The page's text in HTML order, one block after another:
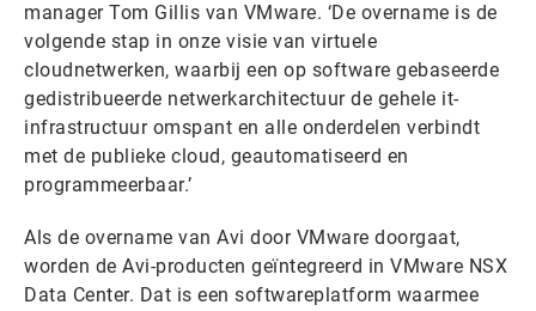
manager Tom Gillis van VMware. ‘De overname is de
volgende stap in onze visie van virtuele
cloudnetwerken, waarbij een op software gebaseerde
gedistribueerde netwerkarchitectuur de gehele it-
infrastructuur omspant en alle onderdelen verbindt
met de publieke cloud, geautomatiseerd en
programmeerbaar.’
Als de overname van Avi door VMware doorgaat,
worden de Avi-producten geïntegreerd in VMware NSX
Data Center. Dat is een softwareplatform waarmee